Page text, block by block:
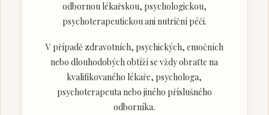
odbornou lékařskou, psychologickou,
psychoterapeutickou ani nutriční péči.
V případě zdravotních, psychických, emočních
nebo dlouhodobých obtíží se vždy obraťte na
kvalifikovaného lékaře, psychologa,
psychoterapeuta nebo jiného příslušného
odborníka.